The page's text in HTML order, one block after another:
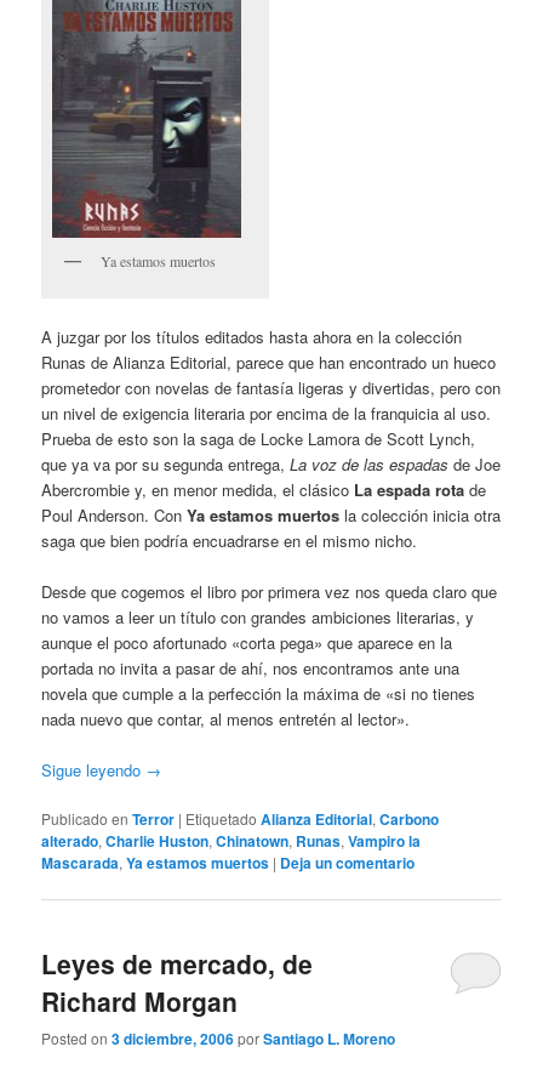
Ya estamos muertos
A juzgar por los títulos editados hasta ahora en la colección
Runas de Alianza Editorial, parece que han encontrado un hueco
prometedor con novelas de fantasía ligeras y divertidas, pero con
un nivel de exigencia literaria por encima de la franquicia al uso.
Prueba de esto son la saga de Locke Lamora de Scott Lynch,
que ya va por su segunda entrega,La voz de las espadasde Joe
Abercrombie y, en menor medida, el clásico La espada rota de
Poul Anderson. ConYa estamos muertos la colección inicia otra
saga que bien podría encuadrarse en el mismo nicho.
Desde que cogemos el libro por primera vez nos queda claro que
no vamos a leer un título con grandes ambiciones literarias, y
aunque el poco afortunado «corta pega» que aparece en la
portada no invita a pasar de ahí, nos encontramos ante una
novela que cumple a la perfección la máxima de «si no tienes
nada nuevo que contar, al menos entretén al lector».
Sigue leyendo →
Publicado en Terror | Etiquetado Alianza Editorial,Carbono
alterado,Charlie Huston,Chinatown, Runas,Vampiro la
Mascarada,Ya estamos muertos | Deja un comentario
Leyes de mercado, de
Richard Morgan
Posted on3 diciembre, 2006porSantiago L. Moreno